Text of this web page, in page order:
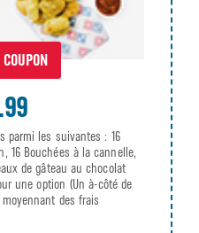
parmi les suivantes : 16
16 Bouchées à la cannelle,
de gâteau au chocolat
une option (Un à-côté de
des frais